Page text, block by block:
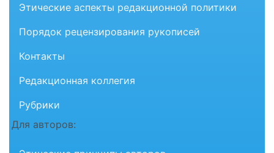
Этические аспекты редакционной политики
Порядок рецензирования рукописей
Контакты
Редакционная коллегия
Рубрики
Для авторов: